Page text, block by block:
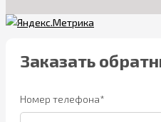
Заказать
Номер телефона*